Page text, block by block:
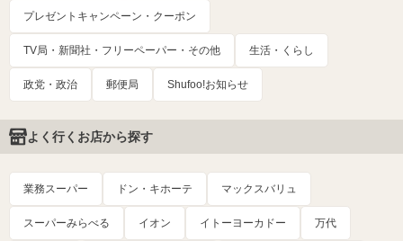
プレゼントキャンペーン・クーポン
TV局・新聞社・フリーペーパー・その他 生活・くらし
政党・政治 郵便局 Shufoo!お知らせ
よく行くお店から探す
業務スーパー ドン・キホーテ マックスバリュ
スーパーみらべる イオン イトーヨーカドー 万代